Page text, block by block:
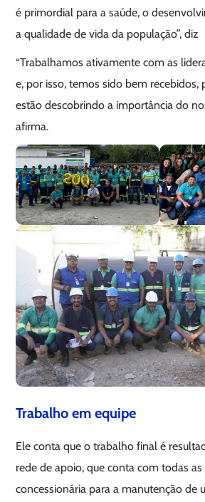
é primordial para a saúde, o
a qualidade de vida da população”, diz
“Trabalhamos ativamente com as
e, por isso, temos sido bem recebidos,
estão descobrindo a importância do
afirma.
Trabalho em equipe
Ele conta que o trabalho final é
rede de apoio, que conta com todas as
concessionária para a manutenção de